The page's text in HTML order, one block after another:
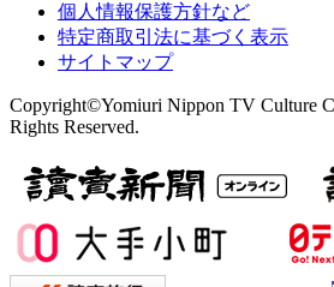
個人情報保護方針など
特定商取引法に基づく表示
サイトマップ
Copyright©Yomiuri Nippon TV Culture
Rights Reserved.